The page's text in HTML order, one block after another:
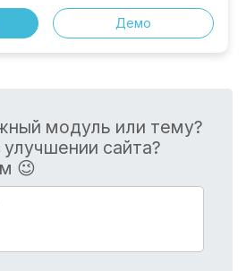
Демо
модуль или тему?
сайта?
😉